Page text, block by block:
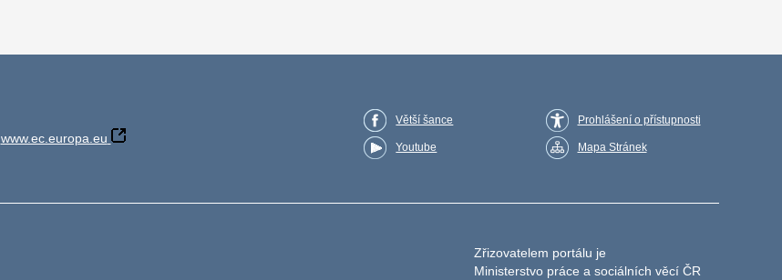
www.ec.europa.eu
Větší šance
Youtube
Prohlášení o přístupnosti
Mapa Stránek
Zřizovatelem portálu je
Ministerstvo práce a sociálních věcí ČR